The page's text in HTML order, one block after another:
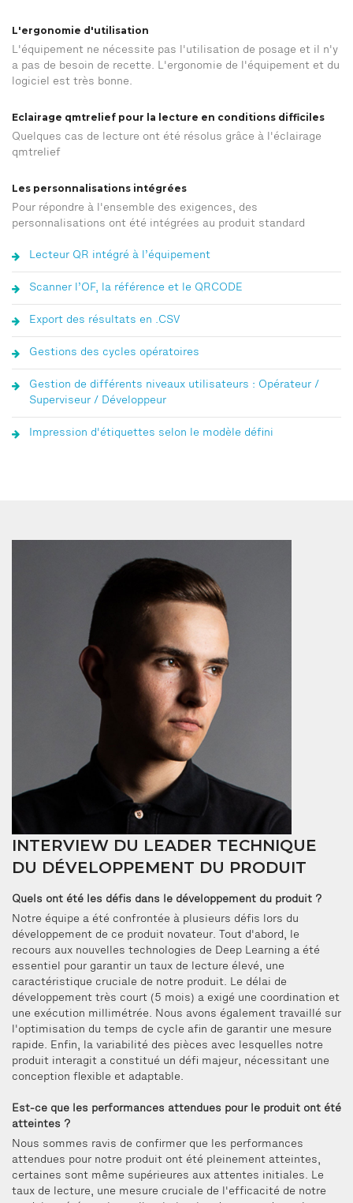
L'ergonomie d'utilisation
L'équipement ne nécessite pas l'utilisation de posage et il n'y
a pas de besoin de recette. L'ergonomie de l'équipement et du
logiciel est très bonne.
Eclairage qmtrelief pour la lecture en conditions difficiles
Quelques cas de lecture ont été résolus grâce à l'éclairage
qmtrelief
Les personnalisations intégrées
Pour répondre à l'ensemble des exigences, des
personnalisations ont été intégrées au produit standard
Lecteur QR intégré à l’équipement
Scanner l’OF, la référence et le QRCODE
Export des résultats en .CSV
Gestions des cycles opératoires
Gestion de différents niveaux utilisateurs : Opérateur /
Superviseur / Développeur
Impression d'étiquettes selon le modèle défini
INTERVIEW DU LEADER TECHNIQUE
DU DÉVELOPPEMENT DU PRODUIT
Quels ont été les défis dans le développement du produit ?
Notre équipe a été confrontée à plusieurs défis lors du
développement de ce produit novateur. Tout d'abord, le
recours aux nouvelles technologies de Deep Learning a été
essentiel pour garantir un taux de lecture élevé, une
caractéristique cruciale de notre produit. Le délai de
développement très court (5 mois) a exigé une coordination et
une exécution millimétrée. Nous avons également travaillé sur
l'optimisation du temps de cycle afin de garantir une mesure
rapide. Enfin, la variabilité des pièces avec lesquelles notre
produit interagit a constitué un défi majeur, nécessitant une
conception flexible et adaptable.
Est-ce que les performances attendues pour le produit ont été
atteintes ?
Nous sommes ravis de confirmer que les performances
attendues pour notre produit ont été pleinement atteintes,
certaines sont même supérieures aux attentes initiales. Le
taux de lecture, une mesure cruciale de l'efficacité de notre